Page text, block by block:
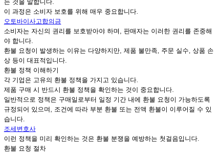
는 것을 말합니다.
이 과정은 소비자 보호를 위해 매우 중요합니다.
오토바이사고합의금
소비자는 자신의 권리를 보호받아야 하며, 판매자는 이러한 권리를 존중해
야 합니다.
환불 요청이 발생하는 이유는 다양하지만, 제품 불만족, 주문 실수, 상품 손
상 등이 대표적입니다.
환불 정책 이해하기
각 기업은 고유의 환불 정책을 가지고 있습니다.
제품 구매 시 반드시 환불 정책을 확인하는 것이 중요합니다.
일반적으로 정책은 구매일로부터 일정 기간 내에 환불 요청이 가능하도록
규정되어 있으며, 조건에 따라 부분 환불 또는 전액 환불이 이루어질 수 있
습니다.
조세변호사
이런 정책을 미리 확인하는 것은 환불 분쟁을 예방하는 첫걸음입니다.
환불 요청 절차